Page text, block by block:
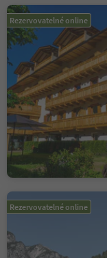
Rezervovatelné online
Rezervovatelné online